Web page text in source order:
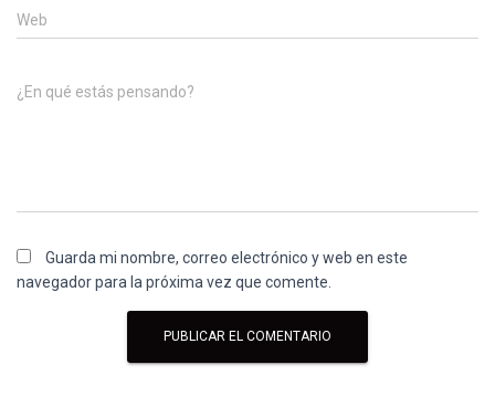
Web
¿En qué estás pensando?
Guarda mi nombre, correo electrónico y web en este
navegador para la próxima vez que comente.